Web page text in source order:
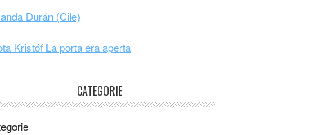
Durán (Cile)
Kristóf La porta era aperta
CATEGORIE